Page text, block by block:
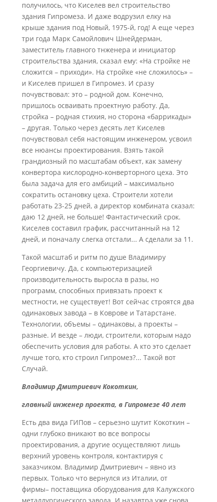
получилось, что Киселев вел строительство
здания Гипромеза. И даже водрузил елку на
крыше здания под Новый, 1975-й, год! А еще через
три года Марк Самойлович Шнейдерман,
заместитель главного тнженера и инициатор
строительства здания, сказал ему: «На стройке не
сложится – приходи». На стройке «не сложилось» –
и Киселев пришел в Гипромез. И сразу
почувствовал: это – родной дом. Конечно,
пришлось осваивать проектную работу. Да,
стройка – родная стихия, но сторона «баррикады»
– другая. Только через десять лет Киселев
почувствовал себя настоящим инженером, усвоил
все нюансы проектирования. Взять такой
грандиозный по масштабам объект, как замену
конвертора кислородно-конверторного цеха. Это
была задача для его амбиций – максимально
сократить остановку цеха. Строители хотели
работать 23-25 дней, а директор комбината сказал:
даю 12 дней, не больше! Фантастический срок.
Киселев составил график, рассчитанный на 12
дней, и поначалу слегка отстали... А сделали за 11.
Такой масштаб и ритм по душе Владимиру
Георгиевичу. Да, с компьютеризацией
производительность выросла в разы, но
программ, способных привязать проект к
местности, не существует! Вот сейчас строятся два
одинаковых завода – в Коврове и Татарстане.
Технологии, объемы – одинаковы, а проекты –
разные. И везде – люди, строители, которым надо
обеспечить условия для работы. А кто это сделает
лучше того, кто строил Гипромез?... Такой вот
Случай.
Владимир Дмитриевич Кокоткин,
главный инженер проекта, в Гипромезе 40 лет
Есть два вида ГИПов – серьезно шутит Кокоткин –
одни глубоко вникают во все вопросы
проектирования, а другие осуществляют лишь
верхний уровень контроля, контактируя с
заказчиком. Владимир Дмитриевич – явно из
первых. Только что вернулся из Италии, от
фирмы– поставщика оборудования для Калужского